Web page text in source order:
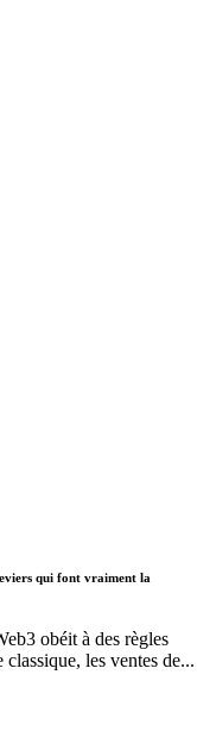
qui font vraiment la
obéit à des règles
les ventes de...